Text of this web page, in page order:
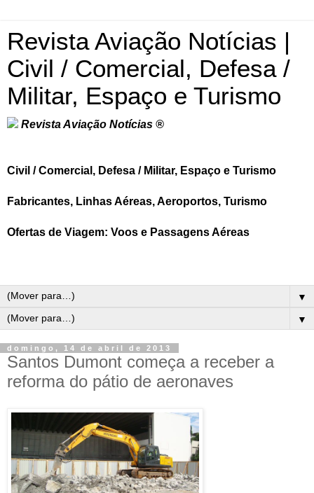
Revista Aviação Notícias |
Civil / Comercial, Defesa /
Militar, Espaço e Turismo
Revista Aviação Notícias ®
Civil / Comercial, Defesa / Militar, Espaço e Turismo
Fabricantes, Linhas Aéreas, Aeroportos, Turismo
Ofertas de Viagem: Voos e Passagens Aéreas
▼
▼
domingo, 14 de abril de 2013
Santos Dumont começa a receber a
reforma do pátio de aeronaves